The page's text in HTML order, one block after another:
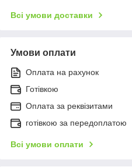
Всі умови доставки
Умови оплати
Оплата на рахунок
Готівкою
Оплата за реквізитами
готівкою за передоплатою
Всі умови оплати